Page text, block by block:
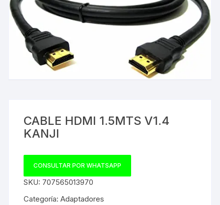
CABLE HDMI 1.5MTS V1.4
KANJI
CONSULTAR POR WHATSAPP
SKU: 707565013970
Categoría:Adaptadores